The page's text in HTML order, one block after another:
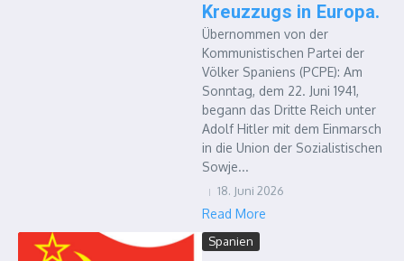
Kreuzzugs in Europa.
Übernommen von der
Kommunistischen Partei der
Völker Spaniens (PCPE): Am
Sonntag, dem 22. Juni 1941,
begann das Dritte Reich unter
Adolf Hitler mit dem Einmarsch
in die Union der Sozialistischen
Sowje...
18. Juni 2026
Read More
Spanien